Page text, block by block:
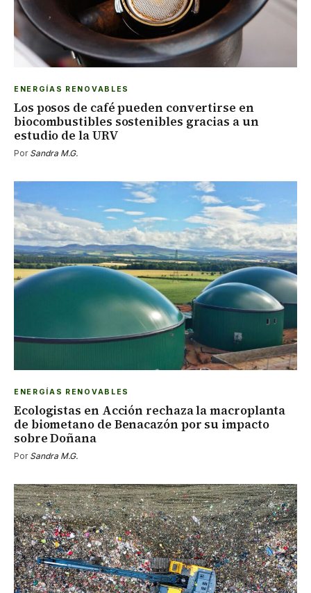
ENERGÍAS RENOVABLES
Los posos de café pueden convertirse en
biocombustibles sostenibles gracias a un
estudio de la URV
Por Sandra M.G.
ENERGÍAS RENOVABLES
Ecologistas en Acción rechaza la macroplanta
de biometano de Benacazón por su impacto
sobre Doñana
Por Sandra M.G.